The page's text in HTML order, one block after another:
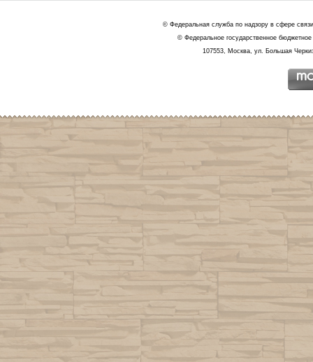
© Федеральная служба по надзору в сфере
© Федеральное государственное
107553, Москва, ул. Большая